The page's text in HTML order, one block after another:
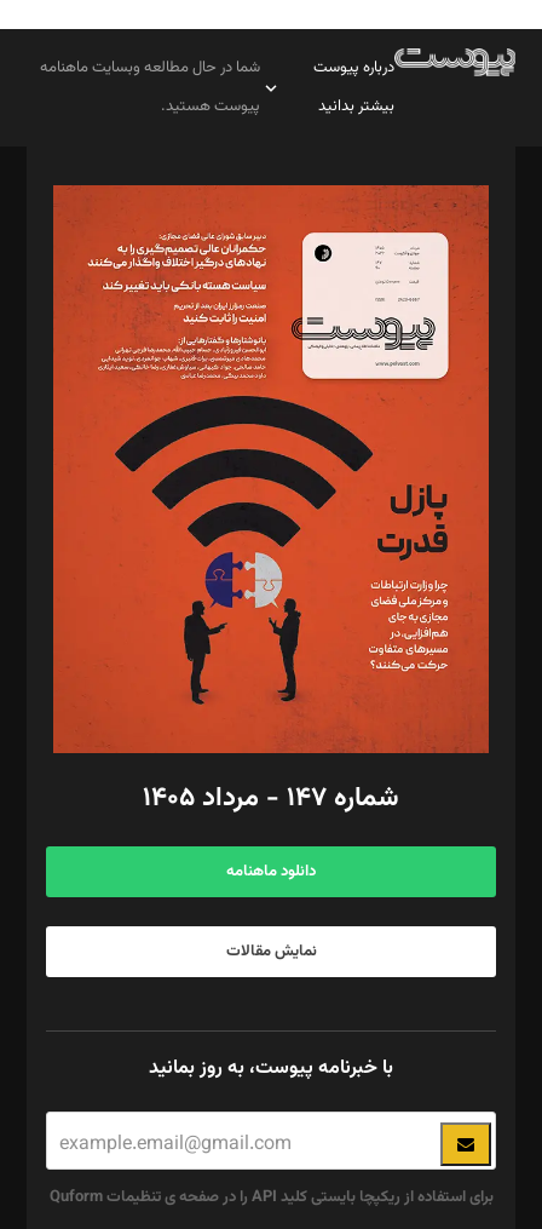
درباره پیوست
بیشتر بدانید
شما در حال مطالعه وبسایت ماهنامه
پیوست هستید.
مدیر مسئول: محمدباقر اثنی‌عشری
سردبیر: مهرک محمودی
دبیر تحریریه: میثم قاسمی
د‌بیر ناداستان: سمانه سمیع
د‌بیر خدمت و تجارت: ابوالفضل رجبی
د‌بیر حقوق فناوری: حسام‌الدین ایپکچی
د‌بیر پیوست جهان: مینا پاکدل
د‌بیر تحریریه آنلاین: بابک نقاش
تحریریه‌: مجتبی محمود‌ی، آرش برهمند، یسنا امان‌پور، سروش کرمیان،
مصطفی مسجدی آرانی، ابوالفضل رجبی، زهرا فکرانه، فائزه فتحی
رستمی،مصطفی باستان
ویرایش: نگار استاد‌‌آقا
طراح یونیفرم: مجید توکلی
فیلمبرداری و عکاسی: امیر شفیعی، مانی لطفی زاده
گرافیک و صفحه‌آرایی: سید‌سبحان‌علی ثابت
مد‌یر توسعه تجاری: کامبیز برید‌
امور مالی: شاپور رهبری، محمد‌ کاظمی‌نیا
آگهی و مشترکین: ۰۹۱۹۹۹۹۰۴۵۴
شماره ۱۴۷ - مرداد ۱۴۰۵
دانلود ماهنامه
نمایش مقالات
با خبرنامه پیوست، به روز بمانید
برای استفاده از ریکپچا بایستی کلید API را در صفحه ی تنظیمات Quform